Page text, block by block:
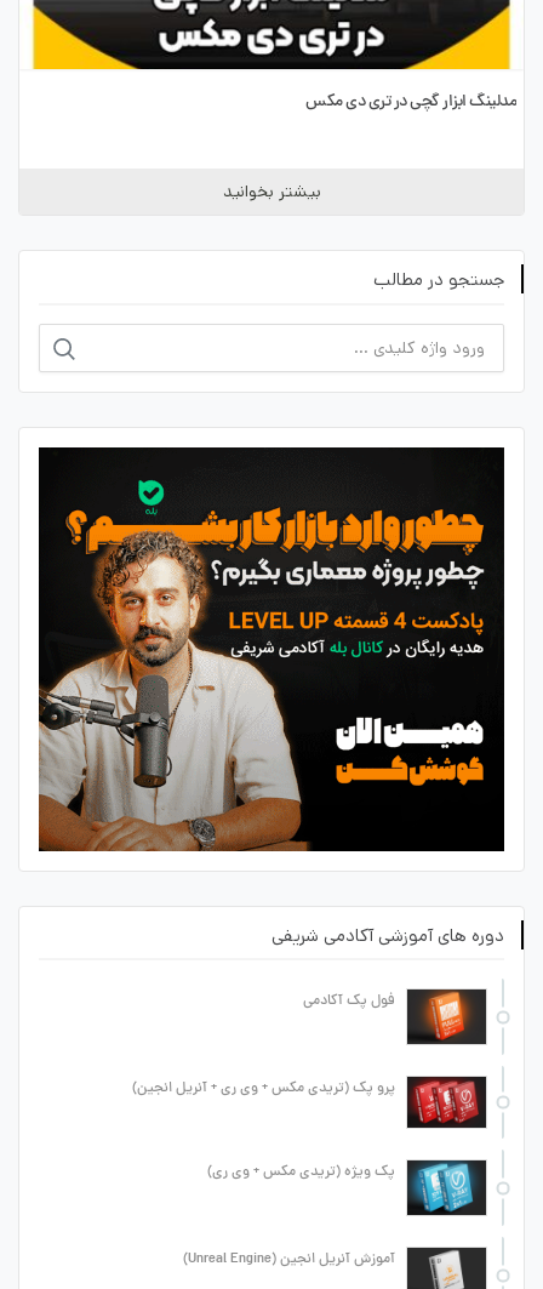
مدلینگ ابزار گچی در تری دی مکس
بیشتر بخوانید
جستجو در مطالب
دوره های آموزشی آکادمی شریفی
فول پک آکادمی
پرو پک (تریدی مکس + وی ری + آنریل انجین)
پک ویژه (تریدی مکس + وی ری)
آموزش آنریل انجین (Unreal Engine)